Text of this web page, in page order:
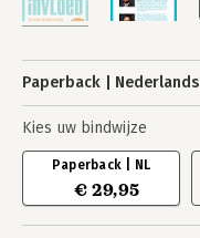
Paperback Nederlands
Kies uw bindwijze
Paperback | NL
€ 29,95